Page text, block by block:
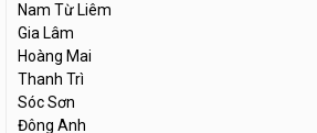
Nam Từ Liêm
Gia Lâm
Hoàng Mai
Thanh Trì
Sóc Sơn
Đông Anh